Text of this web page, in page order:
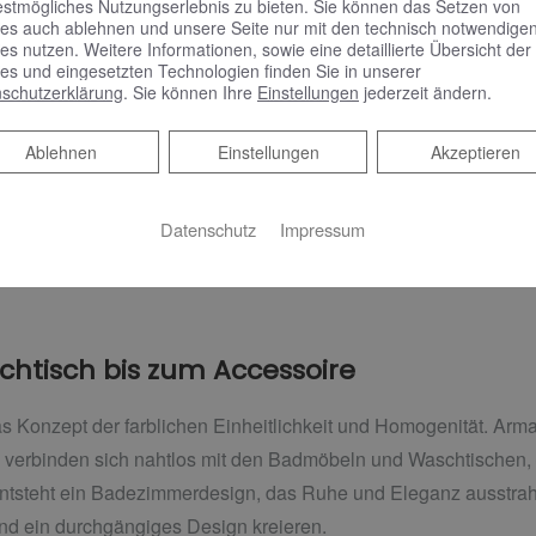
mit Design-Highlights
sich der Waschtischunterbau mit Glasablage als Highlight
eines Waschtischunterbaus und der Hingucker in der
optisch stehend wertet es das Badezimmer mit seiner
und ein verspiegeltes Regal mit seitlichen Fächern
bis zum Accessoire
Konzept der farblichen Einheitlichkeit und Homogenität.
sich nahtlos mit den Badmöbeln und
ein Badezimmerdesign, das Ruhe und Eleganz
ein durchgängiges Design kreieren.
Nutzungserlebnis zu bieten. Sie können das Setzen von
auch ablehnen und unsere Seite nur mit den technisch notwendigen
nutzen. Weitere Informationen, sowie eine detaillierte Übersicht der
und eingesetzten Technologien finden Sie in unserer
. Sie können Ihre Einstellungen jederzeit ändern.
Akzeptieren
Einstellungen
Ablehnen
Ablehnen
Datenschutz Impressum